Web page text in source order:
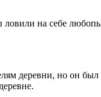
ловили на себе
деревни, но он